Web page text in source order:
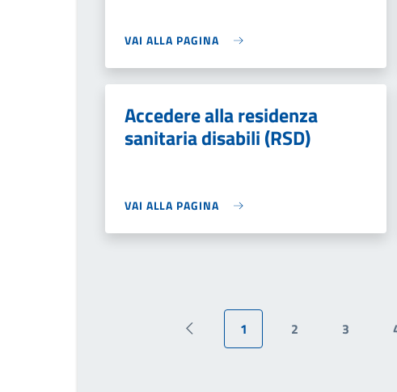
VAI ALLA PAGINA
Accedere alla residenza
sanitaria disabili (RSD)
VAI ALLA PAGINA
Pagina precedente
Pagina attuale
1
Pagina
2
Pagina
3